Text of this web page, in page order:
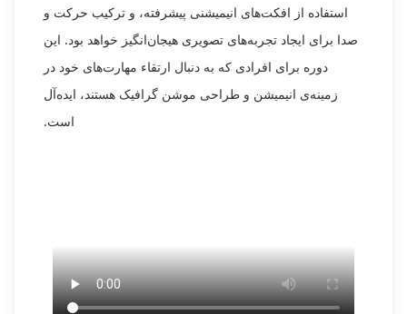
استفاده از افکت‌های انیمیشنی پیشرفته، و ترکیب حرکت و
صدا برای ایجاد تجربه‌های تصویری هیجان‌انگیز خواهد بود. این
دوره برای افرادی که به دنبال ارتقاء مهارت‌های خود در
زمینه‌ی انیمیشن و طراحی موشن گرافیک هستند، ایده‌آل
است.